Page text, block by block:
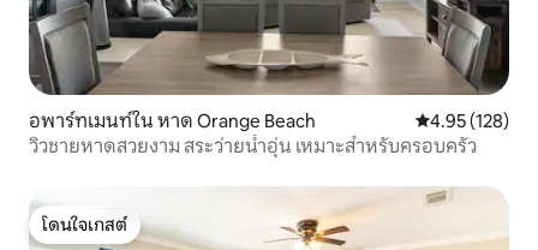
อพาร์ทเมนท์ใน หาด Orange Beach คะแนนเฉลี่ย
4.95 (128)
วิวชายหาดสวยงาม สระว่ายน้ำอุ่น เหมาะสำหรับครอบครัว
โดนใจเกสต์
โดนใจเกสต์